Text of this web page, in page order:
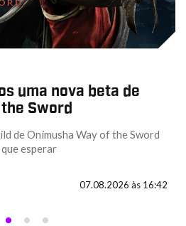
uma nova beta de
Sword
de Onimusha Way of the Sword
esperar
07.08.2026 às 16:42